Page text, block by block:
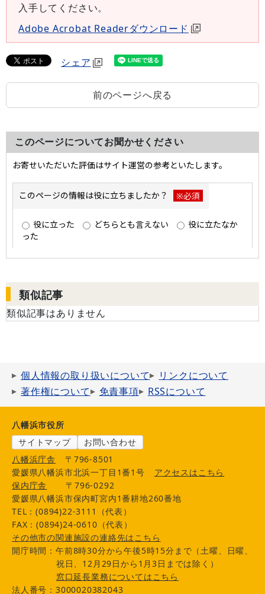
入手してください。
Adobe Acrobat Readerダウンロード
シェア
前のページへ戻る
このページについてお聞かせください
類似記事
類似記事はありません
個人情報の取り扱いについて
リンクについて
著作権について
免責事項 RSSについて
八幡浜市役所
サイトマップ
お問い合わせ
八幡浜庁舎
〒796-8501
愛媛県八幡浜市北浜一丁目1番1号
アクセスはこちら
保内庁舎
〒796-0292
愛媛県八幡浜市保内町宮内1番耕地260番地
TEL：(0894)22-3111（代表）
FAX：(0894)24-0610（代表）
その他市の関連施設の連絡先はこちら
開庁時間：午前8時30分から午後5時15分まで（土曜、日曜、
祝日、12月29日から1月3日までは除く）
窓口延長業務についてはこちら
法人番号：3000020382043